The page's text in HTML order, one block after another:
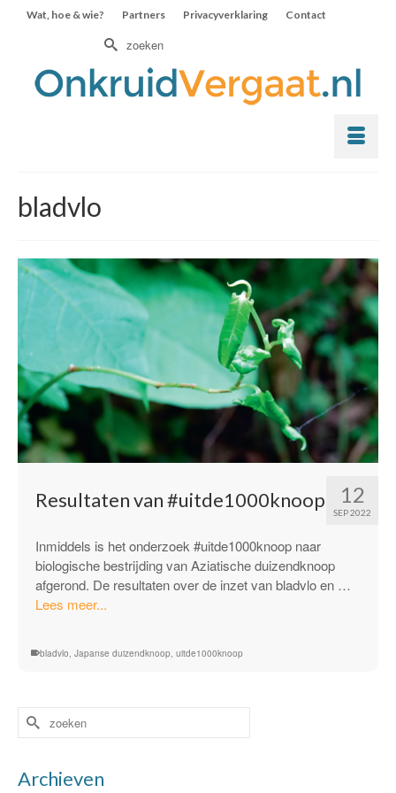
Wat, hoe & wie? Partners Privacyverklaring Contact
Zoek
bladvlo
12
SEP 2022
Resultaten van #uitde1000knoop
Inmiddels is het onderzoek #uitde1000knoop naar
biologische bestrijding van Aziatische duizendknoop
afgerond. De resultaten over de inzet van bladvlo en …
Lees meer...
bladvlo, Japanse duizendknoop, uitde1000knoop
Zoek
naar:
Archieven